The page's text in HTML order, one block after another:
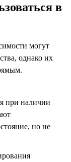
в
могут
однако их
при наличии
но не